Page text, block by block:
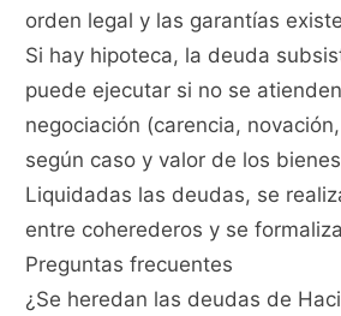
orden legal y las garantías
Si hay hipoteca, la deuda
puede ejecutar si no se
negociación (carencia,
según caso y valor de los
Liquidadas las deudas, se
entre coherederos y se
Preguntas frecuentes
¿Se heredan las deudas de